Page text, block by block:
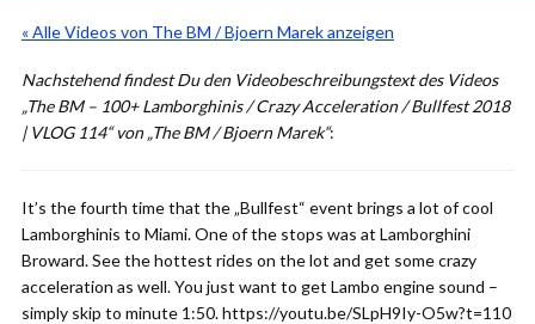
« Alle Videos von The BM / Bjoern Marek anzeigen
Nachstehend findest Du den Videobeschreibungstext des Videos
„The BM – 100+ Lamborghinis / Crazy Acceleration / Bullfest 2018
| VLOG 114“ von „The BM / Bjoern Marek“:
It’s the fourth time that the „Bullfest“ event brings a lot of cool
Lamborghinis to Miami. One of the stops was at Lamborghini
Broward. See the hottest rides on the lot and get some crazy
acceleration as well. You just want to get Lambo engine sound –
simply skip to minute 1:50. https://youtu.be/SLpH9Iy-O5w?t=110